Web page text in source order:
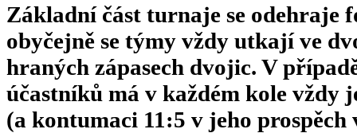
Základní část turnaje se odehraje
obyčejně se týmy vždy utkají ve
hraných zápasech dvojic. V
účastníků má v každém kole vždy
(a kontumaci 11:5 v jeho prospěch